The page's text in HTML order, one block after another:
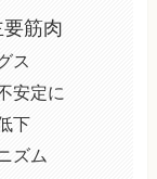
筋肉
ス
安定に
下
ズム